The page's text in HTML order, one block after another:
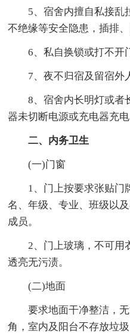
5、宿舍内擅自私接乱
不绝缘等安全隐患，插排
6、私自换锁或打不开
7、夜不归宿及留宿外
8、宿舍内长明灯或者
器未切断电源或充电器充电
二、内务卫生
(一)门窗
1、门上按要求张贴门
名、年级、专业、班级以
成员。
2、门上玻璃，不可用
透亮无污渍。
(二)地面
要求地面干净整洁，
角，室内及阳台不存放垃